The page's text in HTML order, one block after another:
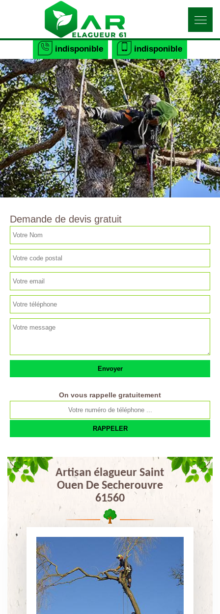
indisponible indisponible
Demande de devis gratuit
On vous rappelle gratuitement
Artisan élagueur Saint
Ouen De Secherouvre
61560